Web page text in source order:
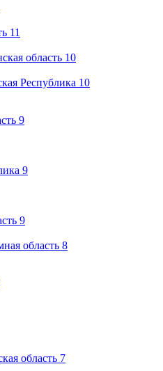
11
область 10
Республика 10
9
9
9
область 8
область 7